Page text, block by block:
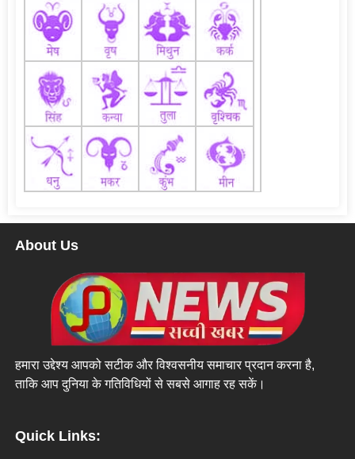
About Us
हमारा उद्देश्य आपको सटीक और विश्वसनीय समाचार प्रदान करना है,
ताकि आप दुनिया के गतिविधियों से सबसे आगाह रह सकें।
Quick Links: